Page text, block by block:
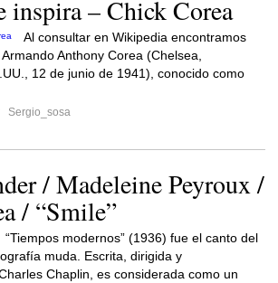
inspira – Chick Corea
Al consultar en Wikipedia encontramos
Anthony Corea (Chelsea,
12 de junio de 1941), conocido como
Sergio_sosa
/ Madeleine Peyroux /
/ “Smile”
“Tiempos modernos” (1936) fue el canto del
muda. Escrita, dirigida y
Chaplin, es considerada como un